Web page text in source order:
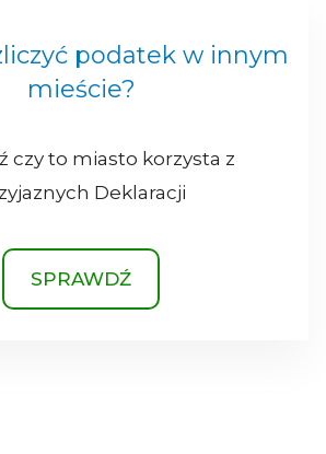
podatek w innym
mieście?
czy to miasto korzysta z
Deklaracji
SPRAWDŹ